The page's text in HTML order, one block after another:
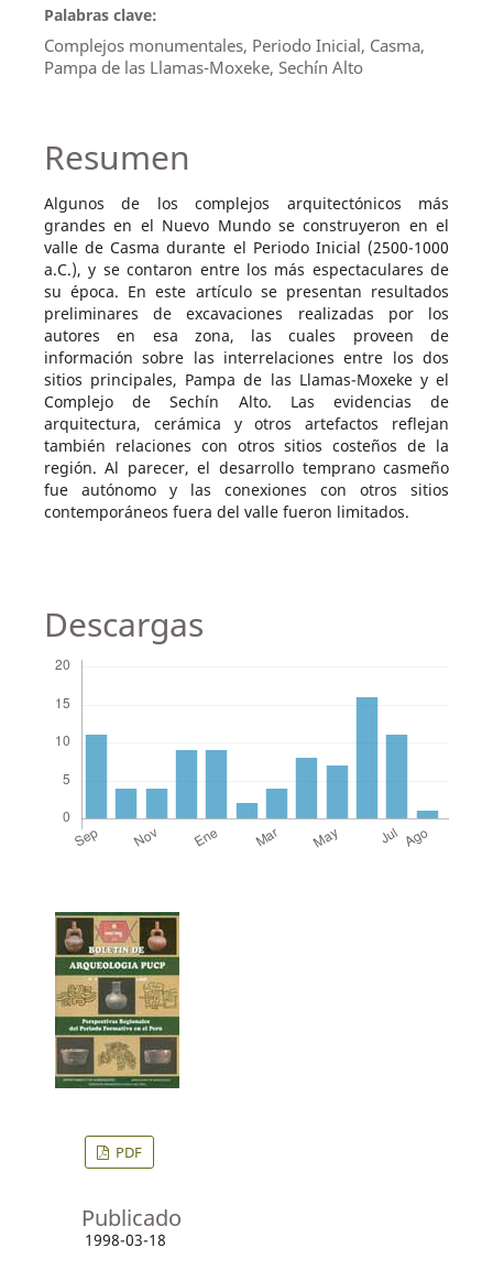
Palabras clave:
Complejos monumentales, Periodo Inicial, Casma,
Pampa de las Llamas-Moxeke, Sechín Alto
Resumen
Algunos de los complejos arquitectónicos más
grandes en el Nuevo Mundo se construyeron en el
valle de Casma durante el Periodo Inicial (2500-1000
a.C.), y se contaron entre los más espectaculares de
su época. En este artículo se presentan resultados
preliminares de excavaciones realizadas por los
autores en esa zona, las cuales proveen de
información sobre las interrelaciones entre los dos
sitios principales, Pampa de las Llamas-Moxeke y el
Complejo de Sechín Alto. Las evidencias de
arquitectura, cerámica y otros artefactos reflejan
también relaciones con otros sitios costeños de la
región. Al parecer, el desarrollo temprano casmeño
fue autónomo y las conexiones con otros sitios
contemporáneos fuera del valle fueron limitados.
Descargas
PDF
Publicado
1998-03-18